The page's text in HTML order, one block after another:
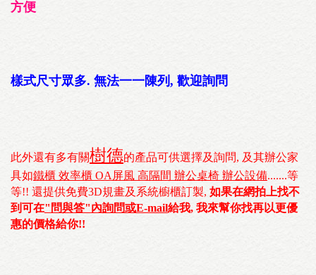
方便
樣式尺寸眾多. 無法一一陳列, 歡迎詢問
此外還有多有關樹德的產品可供選擇及詢問, 及其辦公家
具如鐵櫃 效率櫃 OA屏風 高隔間 辦公桌椅 辦公設備.......等
等!! 還提供免費3D規畫及系統櫥櫃訂製, 如果在網拍上找不
到可在"問與答"內詢問或E-mail給我, 我來幫你找再以更優
惠的價格給你!!